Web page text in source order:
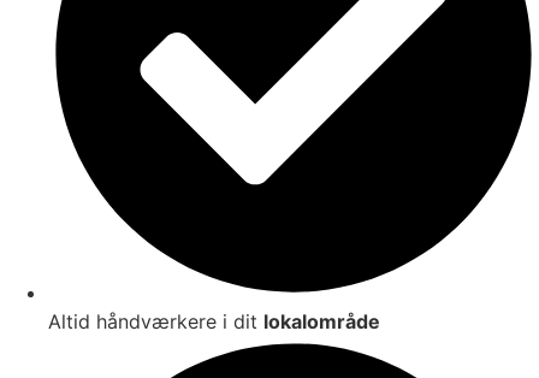
Altid håndværkere i dit lokalområde